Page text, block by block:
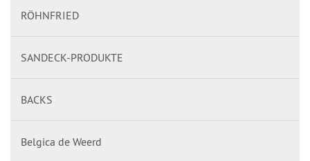
RÖHNFRIED
SANDECK-PRODUKTE
BACKS
Belgica de Weerd